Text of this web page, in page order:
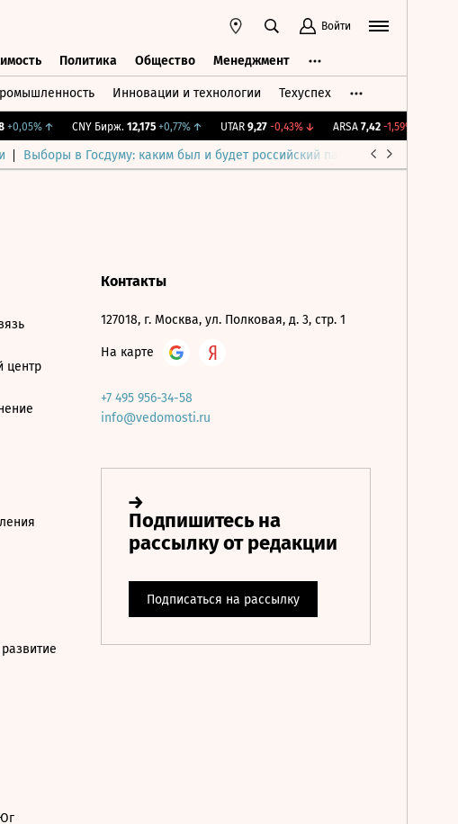
Войти
Политика Общество Менеджмент
Инновации и технологии Техуспех
+0,05%↑ CNY Бирж. 12,175 +0,77%↑ UTAR 9,27 -0,43%↓ ARSA 7,42 -1,59%
Выборы в Госдуму: каким был и будет российский парламент
центр
Контакты
127018, г. Москва, ул. Полковая, д. 3, стр. 1
На карте
+7 495 956-34-58
info@vedomosti.ru